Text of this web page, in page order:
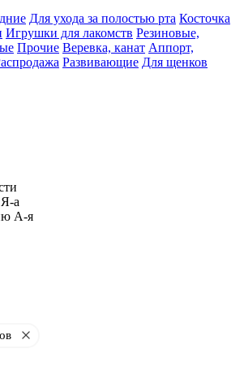
Для ухода за полостью рта Косточка
Игрушки для лакомств Резиновые,
Прочие Веревка, канат Аппорт,
Развивающие Для щенков
а
А-я